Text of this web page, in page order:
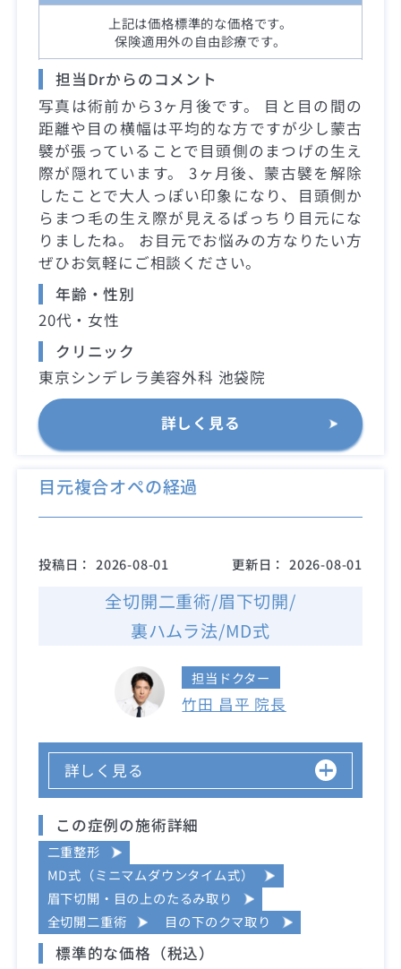
上記は価格標準的な価格です。
保険適用外の自由診療です。
担当Drからのコメント
写真は術前から3ヶ月後です。 目と目の間の
距離や目の横幅は平均的な方ですが少し蒙古
襞が張っていることで目頭側のまつげの生え
際が隠れています。 3ヶ月後、蒙古襞を解除
したことで大人っぽい印象になり、目頭側か
らまつ毛の生え際が見えるぱっちり目元にな
りましたね。 お目元でお悩みの方なりたい方
ぜひお気軽にご相談ください。
年齢・性別
20代・女性
クリニック
東京シンデレラ美容外科 池袋院
詳しく見る
目元複合オペの経過
投稿日： 2026-08-01 更新日： 2026-08-01
全切開二重術/眉下切開/
裏ハムラ法/MD式
担当ドクター
竹田 昌平 院長
詳しく見る
この症例の施術詳細
二重整形
MD式（ミニマムダウンタイム式）
眉下切開・目の上のたるみ取り
全切開二重術
目の下のクマ取り
標準的な価格（税込）